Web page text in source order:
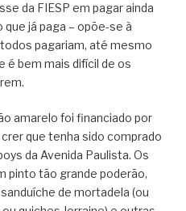
da FIESP em pagar ainda
já paga – opõe-se à
pagariam, até mesmo
é bem mais difícil de os
amarelo foi financiado por
que tenha sido comprado
da Avenida Paulista. Os
pinto tão grande poderão,
de mortadela (ou